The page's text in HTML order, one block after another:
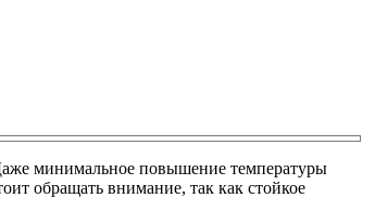
минимальное повышение температуры
обращать внимание, так как стойкое